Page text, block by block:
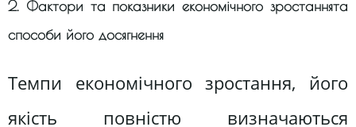
2. Фактори та показники економічного зростаннята
способи його досягнення
Темпи економічного зростання, його
якість повністю визначаються